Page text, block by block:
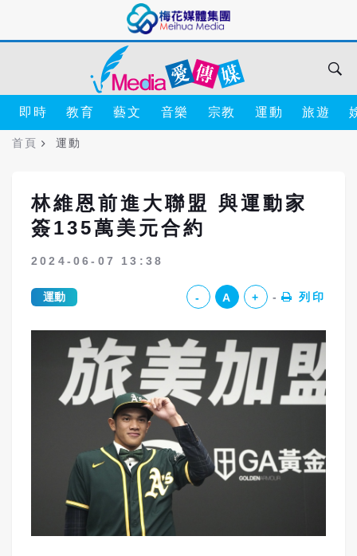
即時 教育 藝文 音樂 宗教 運動 旅遊
首頁 運動
林維恩前進大聯盟 與運動家
簽135萬美元合約
2024-06-07 13:38
運動 - A + 列印